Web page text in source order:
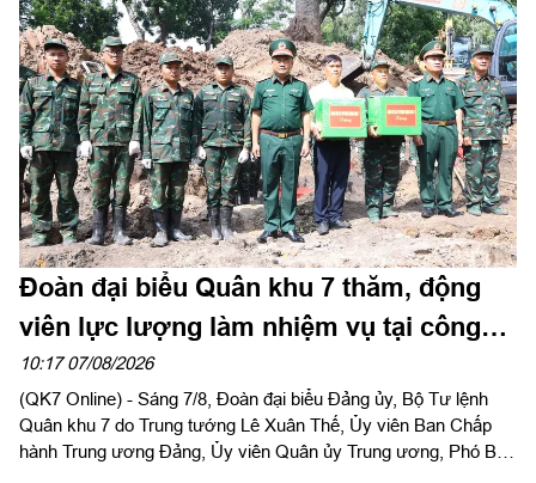
viên Thường vụ Đảng ủy, Phó Tư lệnh Quân khu tiếp đoàn.
Đoàn đại biểu Quân khu 7 thăm, động
viên lực lượng làm nhiệm vụ tại công
viên Lê Thị Riêng
10:17 07/08/2026
(QK7 Online) - Sáng 7/8, Đoàn đại biểu Đảng ủy, Bộ Tư lệnh
Quân khu 7 do Trung tướng Lê Xuân Thế, Ủy viên Ban Chấp
hành Trung ương Đảng, Ủy viên Quân ủy Trung ương, Phó Bí